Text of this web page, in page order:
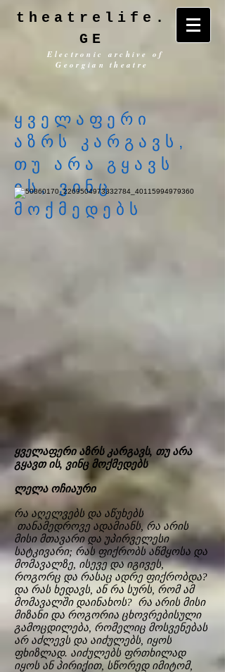
theatrelife.
GE
Electronic archive of
Georgian theatre
ყველაფერი
აზრს კარგავს,
თუ არა გყავს
ის, ვინც
მოქმედებს
ყველაფერი აზრს კარგავს, თუ არა
გყავთ ის, ვინც მოქმედებს
ლელა ოჩიაური
რა აღელვებს და აწუხებს
თანამედროვე ადამიანს, რა არის
მისი მთავარი და უპირველესი
სატკივარი; რას ფიქრობს აწმყოსა და
მომავალზე, ისევე და იგივეს,
როგორც და რასაც ადრე ფიქრობდა?
და რას ხედავს, ან რა სურს, რომ ამ
მომავალში დაინახოს? რა არის მისი
მიზანი და როგორია ცხოვრებისული
გამოცდილება, რომელიც მოსვენებას
არ აძლევს და აიძულებს, იყოს
ფხიზლად. აიძულებს ფრთხილად
იყოს ან პირიქით, სწორედ იმიტომ,